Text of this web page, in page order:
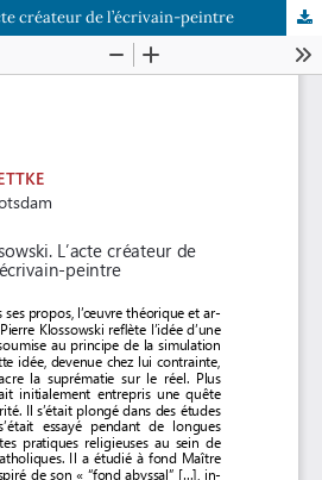
créateur de l’écrivain-peintre